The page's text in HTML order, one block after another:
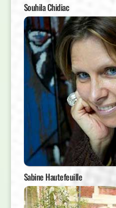
Souhila Chidiac
Sabine Hautefeuille